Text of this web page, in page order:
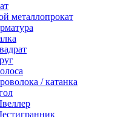
металлопрокат
/ катанка